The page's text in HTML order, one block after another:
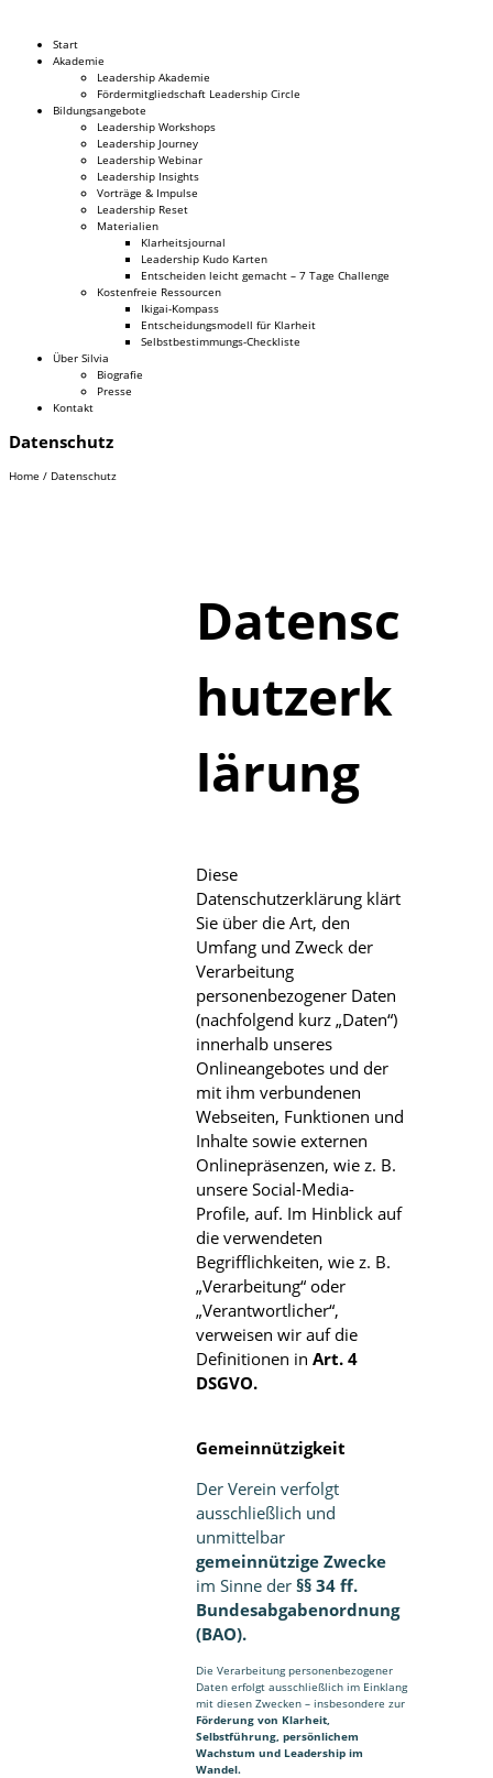
Dr. Silvia Schäfer
Start
Akademie
Leadership Akademie
Fördermitgliedschaft Leadership Circle
Bildungsangebote
Leadership Workshops
Leadership Journey
Leadership Webinar
Leadership Insights
Vorträge & Impulse
Leadership Reset
Materialien
Klarheitsjournal
Leadership Kudo Karten
Entscheiden leicht gemacht – 7 Tage Challenge
Kostenfreie Ressourcen
Ikigai-Kompass
Entscheidungsmodell für Klarheit
Selbstbestimmungs-Checkliste
Über Silvia
Biografie
Presse
Kontakt
Datenschutz
Home / Datenschutz
Datensc
hutzerk
lärung
Diese
Datenschutzerklärung klärt
Sie über die Art, den
Umfang und Zweck der
Verarbeitung
personenbezogener Daten
(nachfolgend kurz „Daten“)
innerhalb unseres
Onlineangebotes und der
mit ihm verbundenen
Webseiten, Funktionen und
Inhalte sowie externen
Onlinepräsenzen, wie z. B.
unsere Social-Media-
Profile, auf. Im Hinblick auf
die verwendeten
Begrifflichkeiten, wie z. B.
„Verarbeitung“ oder
„Verantwortlicher“,
verweisen wir auf die
Definitionen in Art. 4
DSGVO.
Gemeinnützigkeit
Der Verein verfolgt
ausschließlich und
unmittelbar
gemeinnützige Zwecke
im Sinne der §§ 34 ff.
Bundesabgabenordnung
(BAO).
Die Verarbeitung personenbezogener
Daten erfolgt ausschließlich im Einklang
mit diesen Zwecken – insbesondere zur
Förderung von Klarheit,
Selbstführung, persönlichem
Wachstum und Leadership im
Wandel.